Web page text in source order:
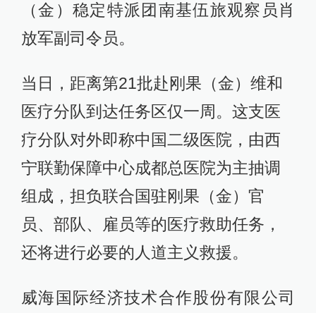
（金）稳定特派团南基伍旅观察员肖
放军副司令员。
当日，距离第21批赴刚果（金）维和
医疗分队到达任务区仅一周。这支医
疗分队对外即称中国二级医院，由西
宁联勤保障中心成都总医院为主抽调
组成，担负联合国驻刚果（金）官
员、部队、雇员等的医疗救助任务，
还将进行必要的人道主义救援。
威海国际经济技术合作股份有限公司